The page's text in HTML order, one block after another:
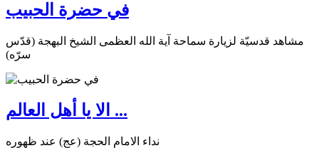
في حضرة الحبيب
مشاهد قدسيّة لزيارة سماحة آية الله العظمى الشيخ البهجة (قدّس
سرّه)
الا يا أهل العالم ...
نداء الامام الحجة (عج) عند ظهوره